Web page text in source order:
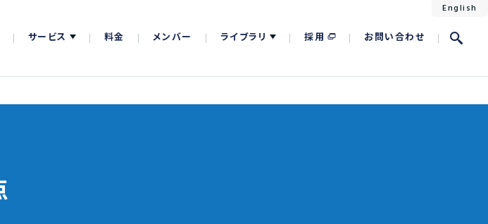
サービス 料金 メンバー ライブラリ 採用 お問い合わせ
English